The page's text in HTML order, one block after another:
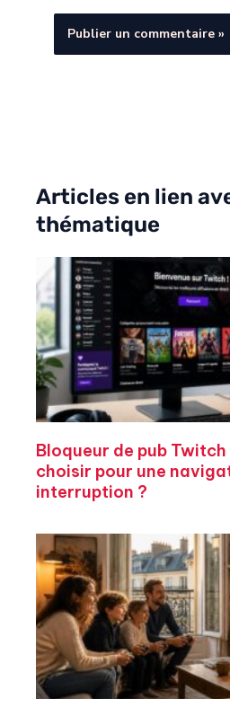
Articles en lien
thématique
Bloqueur de pub
choisir pour une
interruption ?